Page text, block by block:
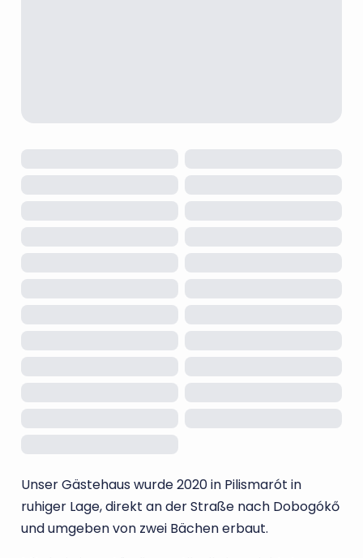
Unser Gästehaus wurde 2020 in Pilismarót in
ruhiger Lage, direkt an der Straße nach Dobogókő
und umgeben von zwei Bächen erbaut.